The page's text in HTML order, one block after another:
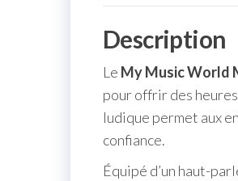
Description
Le My Music World
pour offrir des
ludique permet aux
confiance.
Équipé d’un haut-